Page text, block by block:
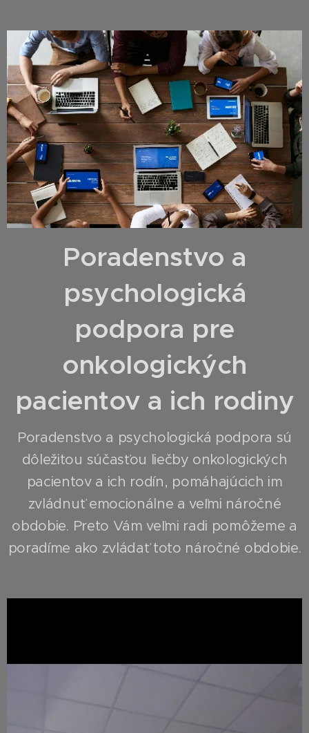
Poradenstvo a
psychologická
podpora pre
onkologických
pacientov a ich rodiny
Poradenstvo a psychologická podpora sú
dôležitou súčasťou liečby onkologických
pacientov a ich rodín, pomáhajúcich im
zvládnuť emocionálne a veľmi náročné
obdobie. Preto Vám veľmi radi pomôžeme a
poradíme ako zvládať toto náročné obdobie.